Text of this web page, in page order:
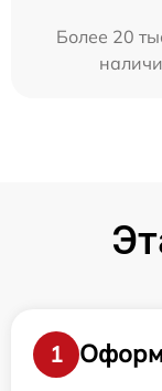
Более 20
1